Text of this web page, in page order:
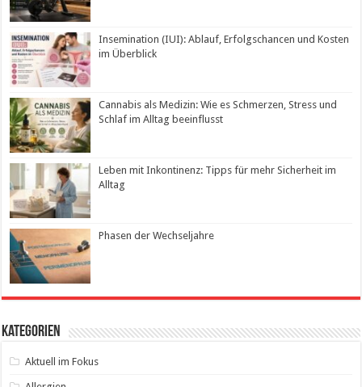
Insemination (IUI): Ablauf, Erfolgschancen und Kosten
im Überblick
Cannabis als Medizin: Wie es Schmerzen, Stress und
Schlaf im Alltag beeinflusst
Leben mit Inkontinenz: Tipps für mehr Sicherheit im
Alltag
Phasen der Wechseljahre
Kategorien
Aktuell im Fokus